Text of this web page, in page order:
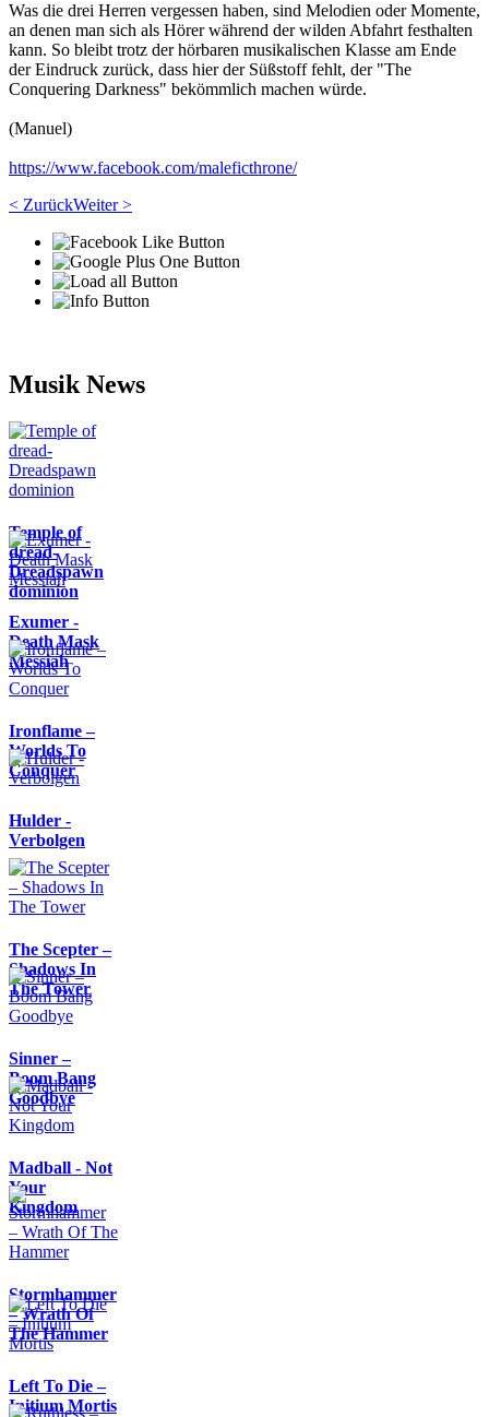
Was die drei Herren vergessen haben, sind Melodien oder Momente,
an denen man sich als Hörer während der wilden Abfahrt festhalten
kann. So bleibt trotz der hörbaren musikalischen Klasse am Ende
der Eindruck zurück, dass hier der Süßstoff fehlt, der "The
Conquering Darkness" bekömmlich machen würde.
(Manuel)
https://www.facebook.com/maleficthrone/
< ZurückWeiter >
Musik News
Temple of
dread-
Dreadspawn
dominion
Exumer -
Death Mask
Messiah
Ironflame –
Worlds To
Conquer
Hulder -
Verbolgen
The Scepter –
Shadows In
The Tower
Sinner –
Boom Bang
Goodbye
Madball - Not
Your
Kingdom
Stormhammer
– Wrath Of
The Hammer
Left To Die –
Initium Mortis